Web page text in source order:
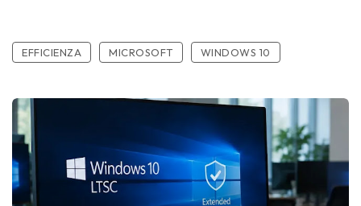
EFFICIENZA MICROSOFT WINDOWS 10